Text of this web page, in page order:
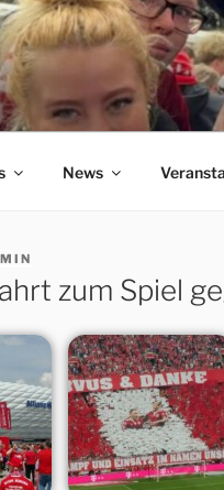
der Homepage des
News
zum Spiel